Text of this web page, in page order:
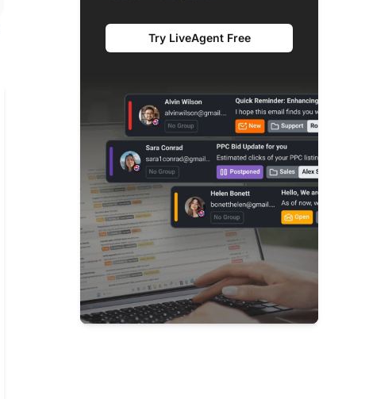
Try LiveAgent Free